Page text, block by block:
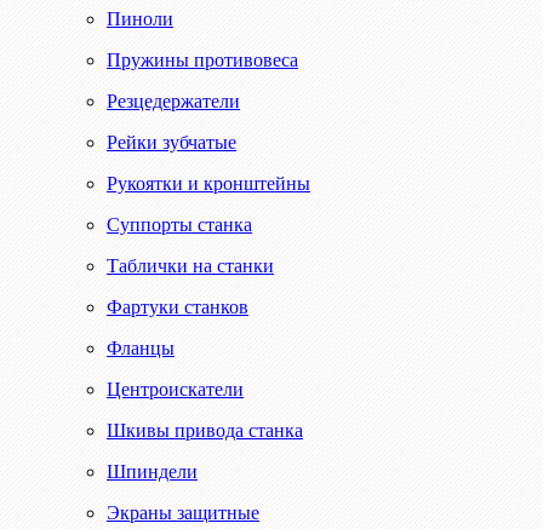
Пиноли
Пружины противовеса
Резцедержатели
Рейки зубчатые
Рукоятки и кронштейны
Суппорты станка
Таблички на станки
Фартуки станков
Фланцы
Центроискатели
Шкивы привода станка
Шпиндели
Экраны защитные